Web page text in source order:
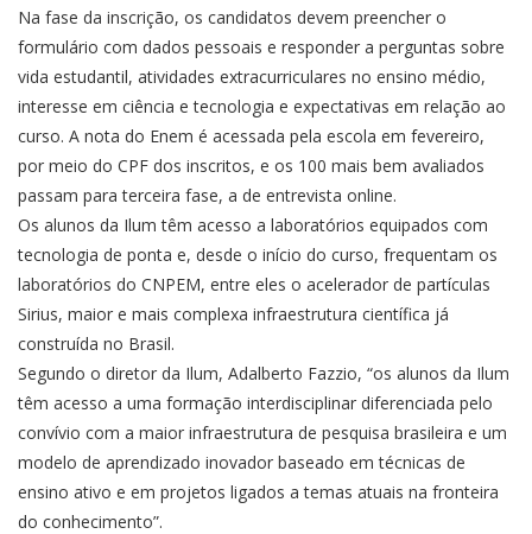
Na fase da inscrição, os candidatos devem preencher o
formulário com dados pessoais e responder a perguntas sobre
vida estudantil, atividades extracurriculares no ensino médio,
interesse em ciência e tecnologia e expectativas em relação ao
curso. A nota do Enem é acessada pela escola em fevereiro,
por meio do CPF dos inscritos, e os 100 mais bem avaliados
passam para terceira fase, a de entrevista online.
Os alunos da Ilum têm acesso a laboratórios equipados com
tecnologia de ponta e, desde o início do curso, frequentam os
laboratórios do CNPEM, entre eles o acelerador de partículas
Sirius, maior e mais complexa infraestrutura científica já
construída no Brasil.
Segundo o diretor da Ilum, Adalberto Fazzio, “os alunos da Ilum
têm acesso a uma formação interdisciplinar diferenciada pelo
convívio com a maior infraestrutura de pesquisa brasileira e um
modelo de aprendizado inovador baseado em técnicas de
ensino ativo e em projetos ligados a temas atuais na fronteira
do conhecimento”.